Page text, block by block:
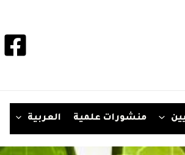
منشورات علمية العربية